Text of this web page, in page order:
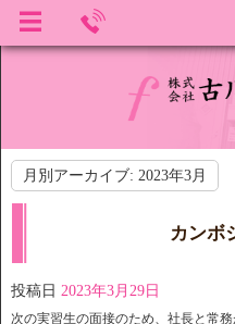
月別アーカイブ: 2023年3月
カンボ
投稿日 2023年3月29日
次の実習生の面接のため、社長と常